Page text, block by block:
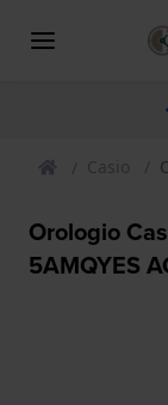
Casio
Orologio
5AMQYES